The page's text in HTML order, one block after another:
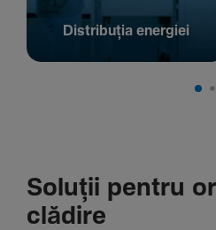
Distribuția energiei
Soluții pentru
clădire